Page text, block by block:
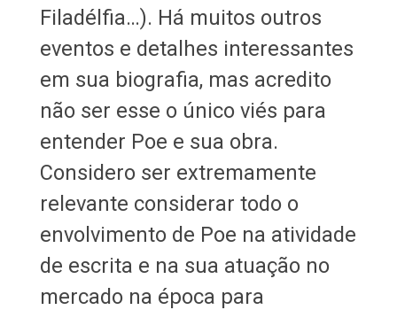
Filadélfia…). Há muitos outros
eventos e detalhes interessantes
em sua biografia, mas acredito
não ser esse o único viés para
entender Poe e sua obra.
Considero ser extremamente
relevante considerar todo o
envolvimento de Poe na atividade
de escrita e na sua atuação no
mercado na época para